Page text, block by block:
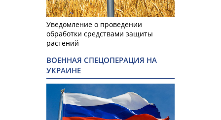
Уведомление о проведении
обработки средствами защиты
растений
ВОЕННАЯ СПЕЦОПЕРАЦИЯ НА
УКРАИНЕ